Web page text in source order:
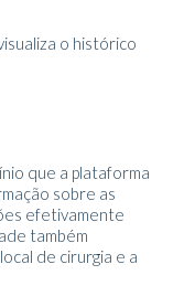
o histórico
que a plataforma
sobre as
efetivamente
também
de cirurgia e a